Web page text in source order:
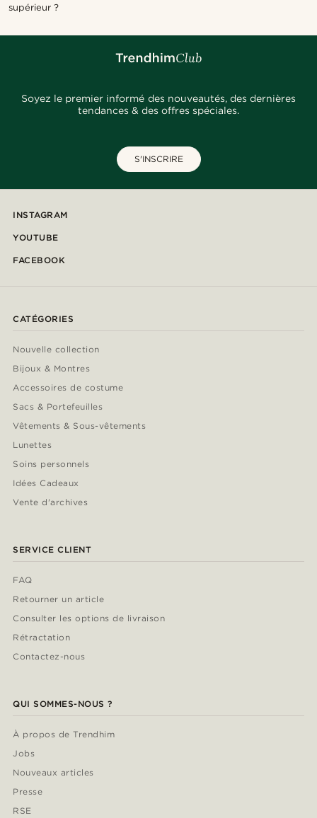
supérieur ?
Soyez le premier informé des nouveautés, des dernières
tendances & des offres spéciales.
S'INSCRIRE
INSTAGRAM
YOUTUBE
FACEBOOK
CATÉGORIES
Nouvelle collection
Bijoux & Montres
Accessoires de costume
Sacs & Portefeuilles
Vêtements & Sous-vêtements
Lunettes
Soins personnels
Idées Cadeaux
Vente d'archives
SERVICE CLIENT
FAQ
Retourner un article
Consulter les options de livraison
Rétractation
Contactez-nous
QUI SOMMES-NOUS ?
À propos de Trendhim
Jobs
Nouveaux articles
Presse
RSE